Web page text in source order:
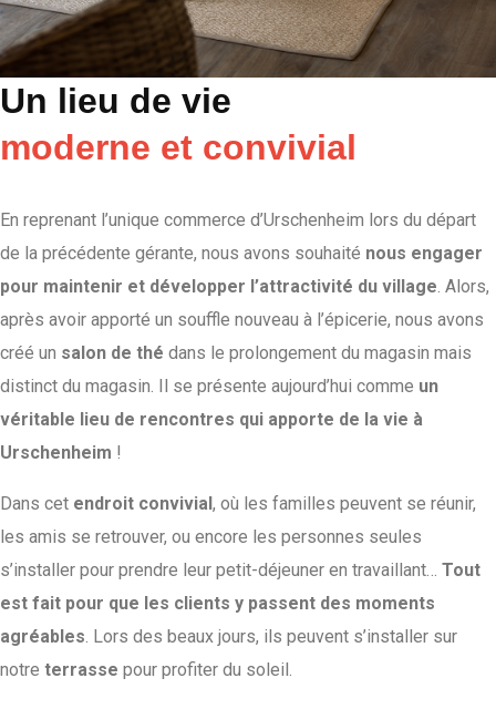
Un lieu de vie
moderne et convivial
En reprenant l’unique commerce d’Urschenheim lors du départ
de la précédente gérante, nous avons souhaité nous engager
pour maintenir et développer l’attractivité du village . Alors,
après avoir apporté un souffle nouveau à l’épicerie, nous avons
créé un salon de thé dans le prolongement du magasin mais
distinct du magasin. Il se présente aujourd’hui comme un
véritable lieu de rencontres qui apporte de la vie à
Urschenheim !
Dans cet endroit convivial, où les familles peuvent se réunir,
les amis se retrouver, ou encore les personnes seules
s’installer pour prendre leur petit-déjeuner en travaillant… Tout
est fait pour que les clients y passent des moments
agréables . Lors des beaux jours, ils peuvent s’installer sur
notre terrasse pour profiter du soleil.